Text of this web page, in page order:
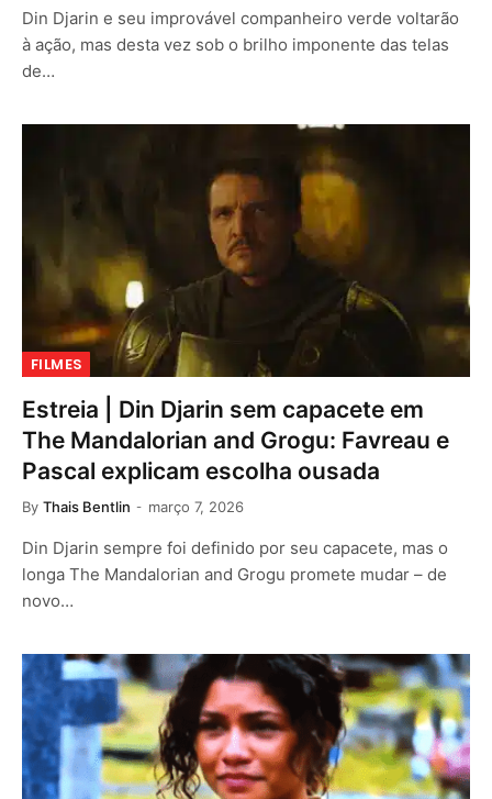
Din Djarin e seu improvável companheiro verde voltarão
à ação, mas desta vez sob o brilho imponente das telas
de…
FILMES
Estreia | Din Djarin sem capacete em
The Mandalorian and Grogu: Favreau e
Pascal explicam escolha ousada
By Thais Bentlin março 7, 2026
Din Djarin sempre foi definido por seu capacete, mas o
longa The Mandalorian and Grogu promete mudar – de
novo…